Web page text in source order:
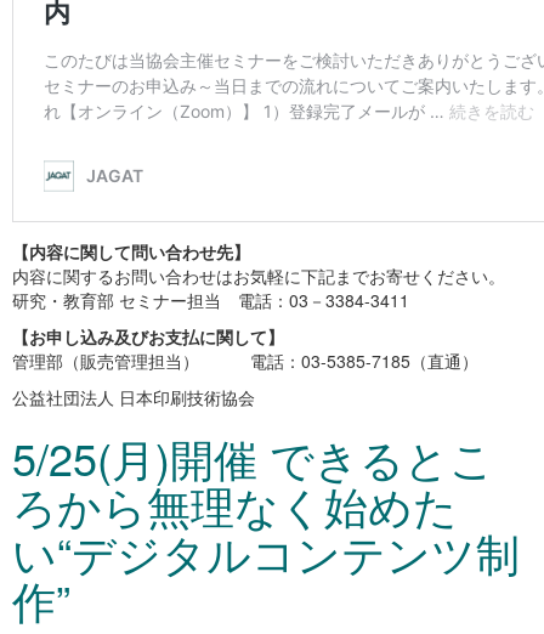
【内容に関して問い合わせ先】
内容に関するお問い合わせはお気軽に下記までお寄せください。
研究・教育部 セミナー担当 電話：03－3384-3411
【お申し込み及びお支払に関して】
管理部（販売管理担当） 電話：03-5385-7185（直通）
公益社団法人 日本印刷技術協会
5/25(月)開催 できるとこ
ろから無理なく始めた
い“デジタルコンテンツ制
作”